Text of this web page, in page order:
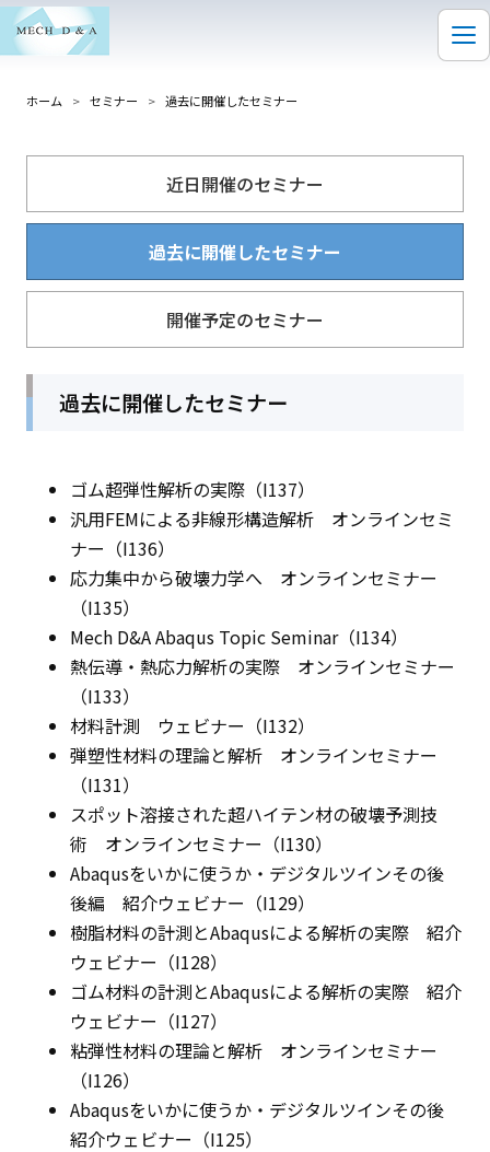
ホーム > セミナー > 過去に開催したセミナー
近日開催のセミナー
過去に開催したセミナー
開催予定のセミナー
過去に開催したセミナー
ゴム超弾性解析の実際（I137）
汎用FEMによる非線形構造解析 オンラインセミ
ナー（I136）
応力集中から破壊力学へ オンラインセミナー
（I135）
Mech D&A Abaqus Topic Seminar（I134）
熱伝導・熱応力解析の実際 オンラインセミナー
（I133）
材料計測 ウェビナー（I132）
弾塑性材料の理論と解析 オンラインセミナー
（I131）
スポット溶接された超ハイテン材の破壊予測技
術 オンラインセミナー（I130）
Abaqusをいかに使うか・デジタルツインその後
後編 紹介ウェビナー（I129）
樹脂材料の計測とAbaqusによる解析の実際 紹介
ウェビナー（I128）
ゴム材料の計測とAbaqusによる解析の実際 紹介
ウェビナー（I127）
粘弾性材料の理論と解析 オンラインセミナー
（I126）
Abaqusをいかに使うか・デジタルツインその後
紹介ウェビナー（I125）